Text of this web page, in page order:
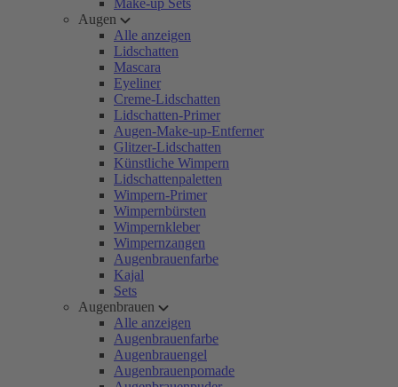
Make-up Sets
Augen
Alle anzeigen
Lidschatten
Mascara
Eyeliner
Creme-Lidschatten
Lidschatten-Primer
Augen-Make-up-Entferner
Glitzer-Lidschatten
Künstliche Wimpern
Lidschattenpaletten
Wimpern-Primer
Wimpernbürsten
Wimpernkleber
Wimpernzangen
Augenbrauenfarbe
Kajal
Sets
Augenbrauen
Alle anzeigen
Augenbrauenfarbe
Augenbrauengel
Augenbrauenpomade